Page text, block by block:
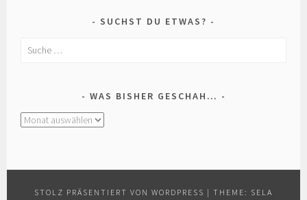
SUCHST DU ETWAS?
Suche
WAS BISHER GESCHAH…
was
STOLZ PRÄSENTIERT VON WORDPRESS | THEME: SELA